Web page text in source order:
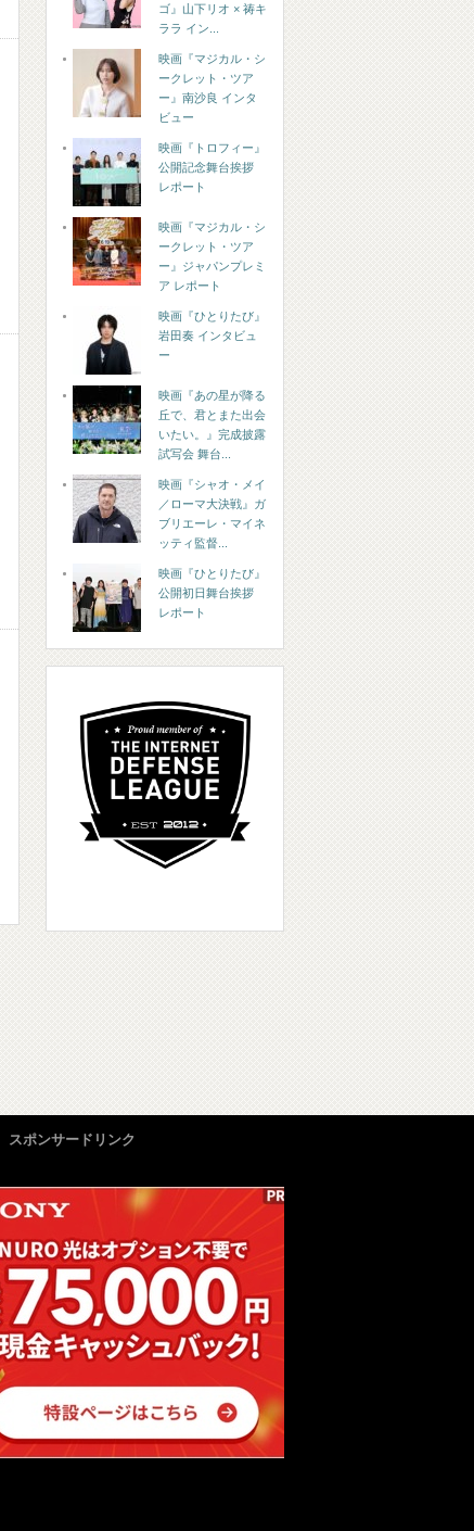
ゴ』山下リオ × 祷キ
ララ イン...
映画『マジカル・シ
ークレット・ツア
ー』南沙良 インタ
ビュー
映画『トロフィー』
公開記念舞台挨拶
レポート
映画『マジカル・シ
ークレット・ツア
ー』ジャパンプレミ
ア レポート
映画『ひとりたび』
岩田奏 インタビュ
ー
映画『あの星が降る
丘で、君とまた出会
いたい。』完成披露
試写会 舞台...
映画『シャオ・メイ
／ローマ大決戦』ガ
ブリエーレ・マイネ
ッティ監督...
映画『ひとりたび』
公開初日舞台挨拶
レポート
スポンサードリンク